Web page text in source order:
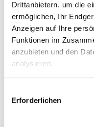
Drittanbietern, um die
ermöglichen, Ihr
Anzeigen auf Ihre
Funktionen im
anzubieten und den
analysieren.
akzeptieren, ablehnen
ausgenommen sind
Website unbedingt
Erforderlichen
Die
eines
Besucher
sein
ausfindig
seinem
den